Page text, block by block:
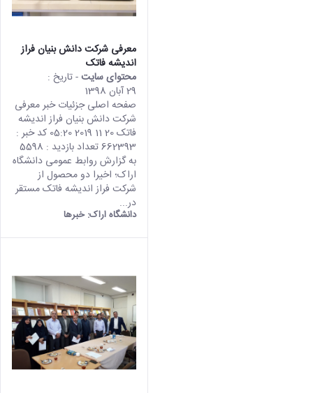
معرفی شرکت دانش بنیان فراز
اندیشه فاتک
محتوای سایت- تاریخ :
29 آبان 1398
صفحه اصلی جزئیات خبر معرفی
شرکت دانش بنیان فراز اندیشه
فاتک 20 11 2019 05:20 کد خبر :
662393 تعداد بازدید : 5598
به گزارش روابط عمومی دانشگاه
اراک؛ اخیرا دو محصول از
شرکت فراز اندیشه فاتک مستقر
در...
دانشگاه اراک:خبرها